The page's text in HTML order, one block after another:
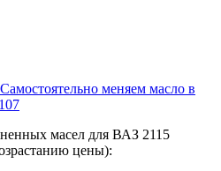
Самостоятельно меняем масло в
масел для ВАЗ 2115
цены):